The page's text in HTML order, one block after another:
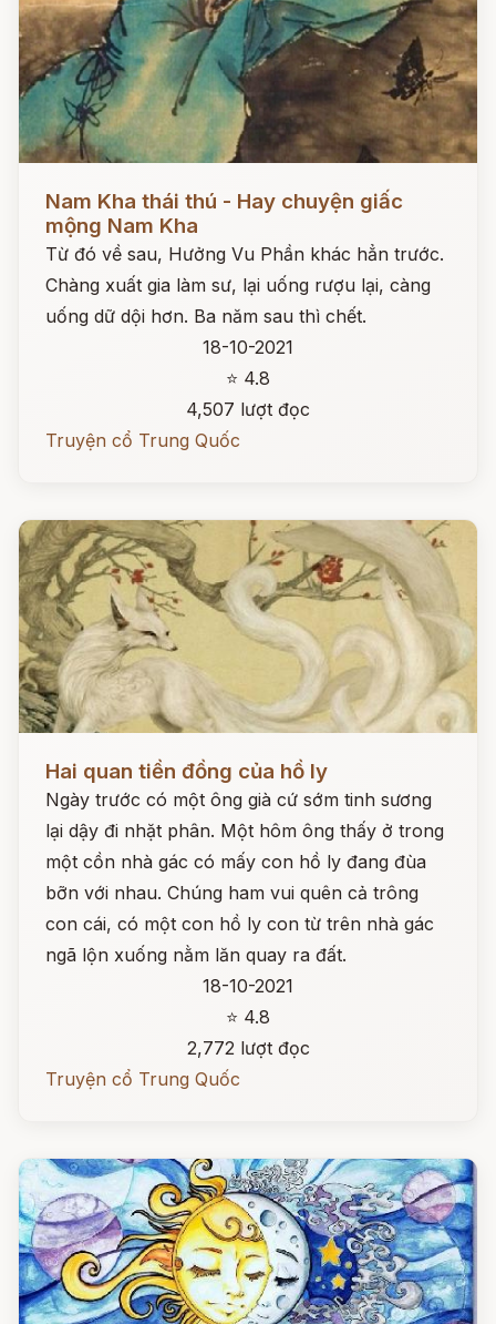
Nam Kha thái thú - Hay chuyện giấc
mộng Nam Kha
Từ đó về sau, Hưởng Vu Phần khác hẳn trước.
Chàng xuất gia làm sư, lại uống rượu lại, càng
uống dữ dội hơn. Ba năm sau thì chết.
18-10-2021
⭐ 4.8
4,507 lượt đọc
Truyện cổ Trung Quốc
Hai quan tiền đồng của hồ ly
Ngày trước có một ông già cứ sớm tinh sương
lại dậy đi nhặt phân. Một hôm ông thấy ở trong
một cồn nhà gác có mấy con hồ ly đang đùa
bỡn với nhau. Chúng ham vui quên cả trông
con cái, có một con hồ ly con từ trên nhà gác
ngã lộn xuống nằm lăn quay ra đất.
18-10-2021
⭐ 4.8
2,772 lượt đọc
Truyện cổ Trung Quốc